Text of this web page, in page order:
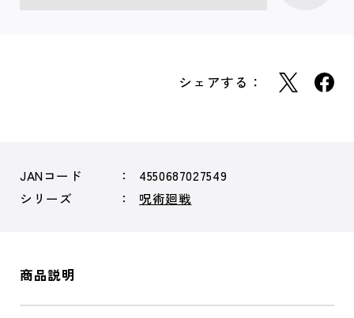
シェアする：
JANコード
4550687027549
シリーズ
呪術廻戦
商品説明